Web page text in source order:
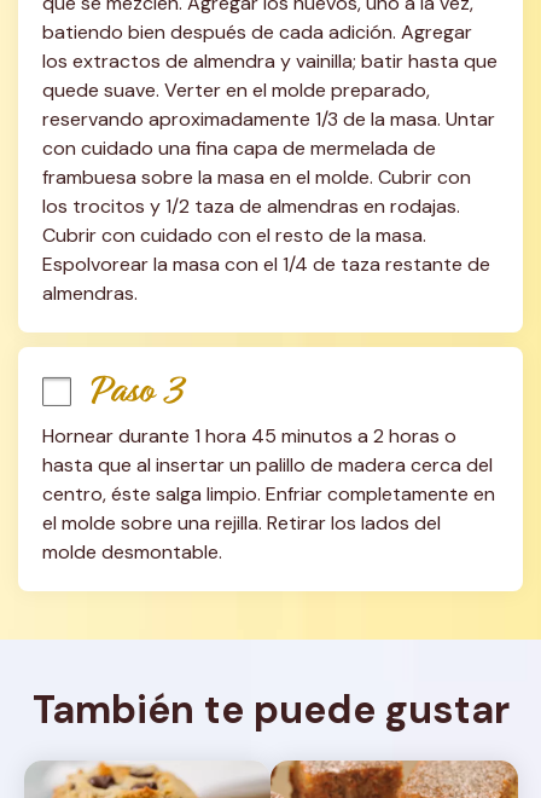
batiendo bien después de cada adición. Agregar
los extractos de almendra y vainilla; batir hasta que
quede suave. Verter en el molde preparado,
reservando aproximadamente 1/3 de la masa. Untar
con cuidado una fina capa de mermelada de
frambuesa sobre la masa en el molde. Cubrir con
los trocitos y 1/2 taza de almendras en rodajas.
Cubrir con cuidado con el resto de la masa.
Espolvorear la masa con el 1/4 de taza restante de
almendras.
Paso 3
Hornear durante 1 hora 45 minutos a 2 horas o
hasta que al insertar un palillo de madera cerca del
centro, éste salga limpio. Enfriar completamente en
el molde sobre una rejilla. Retirar los lados del
molde desmontable.
También te puede gustar